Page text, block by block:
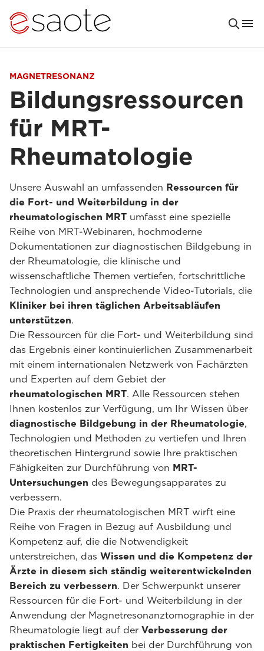
MAGNETRESONANZ
Bildungsressourcen
für MRT-
Rheumatologie
Unsere Auswahl an umfassenden Ressourcen für
die Fort- und Weiterbildung in der
rheumatologischen MRT umfasst eine spezielle
Reihe von MRT-Webinaren, hochmoderne
Dokumentationen zur diagnostischen Bildgebung in
der Rheumatologie, die klinische und
wissenschaftliche Themen vertiefen, fortschrittliche
Technologien und ansprechende Video-Tutorials, die
Kliniker bei ihren täglichen Arbeitsabläufen
unterstützen.
Die Ressourcen für die Fort- und Weiterbildung sind
das Ergebnis einer kontinuierlichen Zusammenarbeit
mit einem internationalen Netzwerk von Fachärzten
und Experten auf dem Gebiet der
rheumatologischen MRT. Alle Ressourcen stehen
Ihnen kostenlos zur Verfügung, um Ihr Wissen über
diagnostische Bildgebung in der Rheumatologie,
Technologien und Methoden zu vertiefen und Ihren
theoretischen Hintergrund sowie Ihre praktischen
Fähigkeiten zur Durchführung von MRT-
Untersuchungen des Bewegungsapparates zu
verbessern.
Die Praxis der rheumatologischen MRT wirft eine
Reihe von Fragen in Bezug auf Ausbildung und
Kompetenz auf, die die Notwendigkeit
unterstreichen, das Wissen und die Kompetenz der
Ärzte in diesem sich ständig weiterentwickelnden
Bereich zu verbessern. Der Schwerpunkt unserer
Ressourcen für die Fort- und Weiterbildung in der
Anwendung der Magnetresonanztomographie in der
Rheumatologie liegt auf der Verbesserung der
praktischen Fertigkeiten bei der Durchführung von